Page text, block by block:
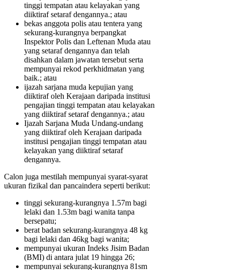
tinggi tempatan atau kelayakan yang
diiktiraf setaraf dengannya.; atau
bekas anggota polis atau tentera yang
sekurang-kurangnya berpangkat
Inspektor Polis dan Leftenan Muda atau
yang setaraf dengannya dan telah
disahkan dalam jawatan tersebut serta
mempunyai rekod perkhidmatan yang
baik.; atau
ijazah sarjana muda kepujian yang
diiktiraf oleh Kerajaan daripada institusi
pengajian tinggi tempatan atau kelayakan
yang diiktiraf setaraf dengannya.; atau
Ijazah Sarjana Muda Undang-undang
yang diiktiraf oleh Kerajaan daripada
institusi pengajian tinggi tempatan atau
kelayakan yang diiktiraf setaraf
dengannya.
Calon juga mestilah mempunyai syarat-syarat
ukuran fizikal dan pancaindera seperti berikut:
tinggi sekurang-kurangnya 1.57m bagi
lelaki dan 1.53m bagi wanita tanpa
bersepatu;
berat badan sekurang-kurangnya 48 kg
bagi lelaki dan 46kg bagi wanita;
mempunyai ukuran Indeks Jisim Badan
(BMI) di antara julat 19 hingga 26;
mempunyai sekurang-kurangnya 81sm